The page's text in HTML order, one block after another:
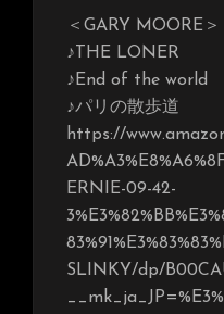
＜GARY MOORE＞
♪THE LONER
♪End of the world
♪パリの散歩道
https://
ERNIE-09-42-
SLINKY/dp/